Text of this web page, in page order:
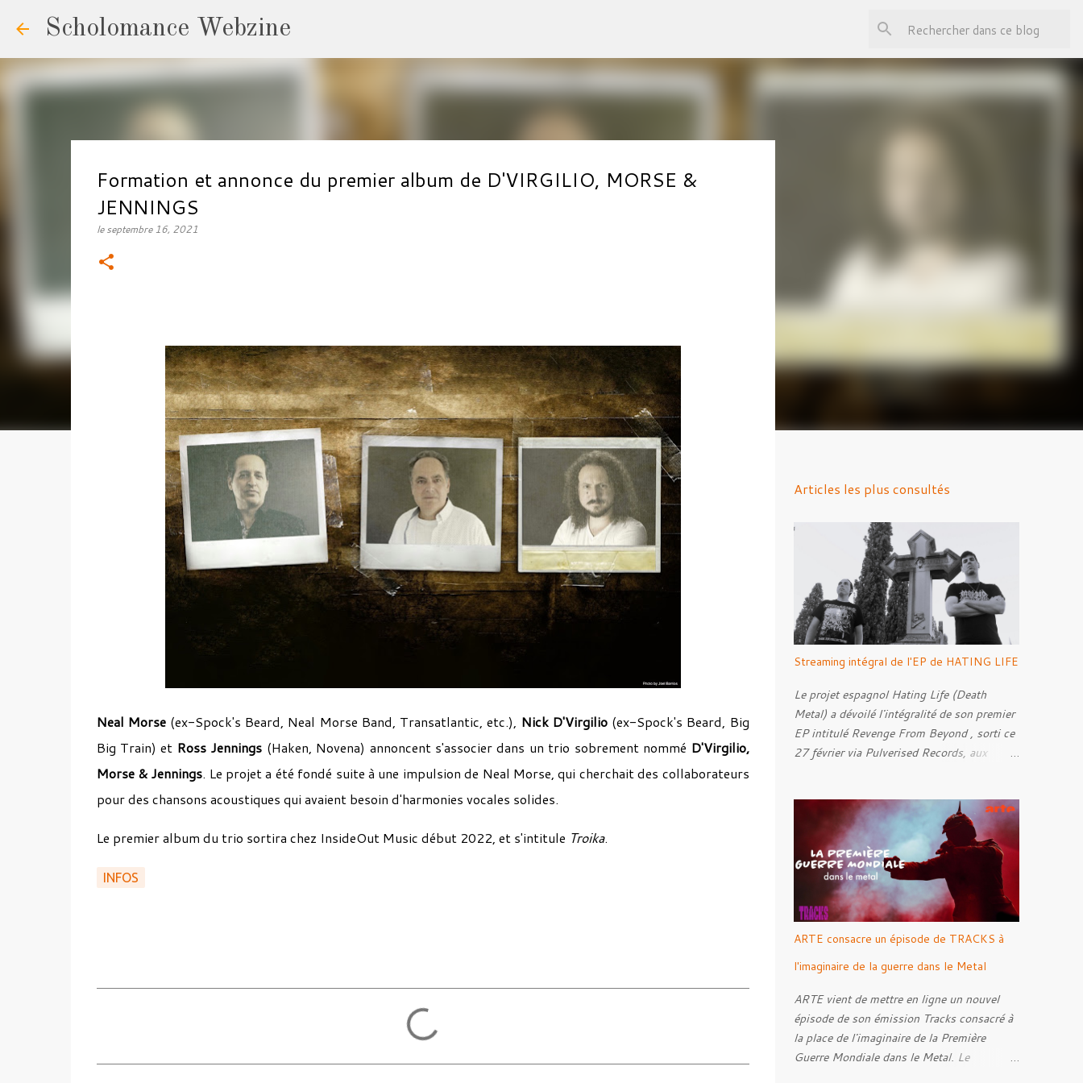
Scholomance Webzine
Formation et annonce du premier album de D'VIRGILIO, MORSE &
JENNINGS
leseptembre 16, 2021
Neal Morse (ex-Spock's Beard, Neal Morse Band, Transatlantic, etc.), Nick D'Virgilio(ex-Spock's Beard, Big
Big Train) et Ross Jennings (Haken, Novena) annoncent s'associer dans un trio sobrement nommé D'Virgilio,
Morse & Jennings. Le projet a été fondé suite à une impulsion de Neal Morse, qui cherchait des collaborateurs
pour des chansons acoustiques qui avaient besoin d'harmonies vocales solides.
Le premier album du trio sortira chez InsideOut Music début 2022, et s'intitule Troika.
INFOS
Articles les plus consultés
Streaming intégral de l'EP de HATING LIFE
Le projet espagnol Hating Life (Death
Metal) a dévoilé l'intégralité de son premier
EP intitulé Revenge From Beyond , sorti ce
27 février via Pulverised Records, aux
et mixé par Santi et l'artwork a été réalisé
par Luxi Lahtinen. Tracklist: 01. Into The
Grave 02. The Eternal Embrace 03. A
Somber Night 04. Rebellion Against The
Vile 05. Revenge From Beyond 06. The
Sense Of Fear
ARTE consacre un épisode de TRACKS à
l'imaginaire de la guerre dans le Metal
ARTE vient de mettre en ligne un nouvel
épisode de son émission Tracks consacré à
la place de l'imaginaire de la Première
Guerre Mondiale dans le Metal. Le